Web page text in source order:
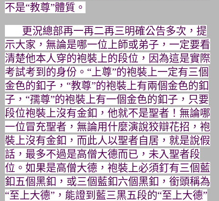
不是“教尊”體質。
更況總部再一再二再三明確公告多次，提
示大家， 無論是哪一位上師或弟子，一定要看
清楚他本人穿的袍裝上的段位， 因為這是實際
考試考到的身份。“上尊”的袍裝上一定有三個
金色的釦子，“教尊”的袍裝上有兩個金色的釦
子，“孺尊”的袍裝上有一個金色的釦子， 只要
段位袍裝上沒有金釦，他就不是聖者！無論哪
一位冒充聖者， 無論用什麼演說狡辯花招，袍
裝上沒有金釦，而此人以聖者自居， 就是說假
話，最多不過是高僧大德而已，未入聖者段
位。 如果是高僧大德，袍裝上必須釘有三個藍
釦五個黑釦， 或三個藍釦六個黑釦， 銜頭稱為
“至上大德”，能證到 藍三黑五段的“至上大德”